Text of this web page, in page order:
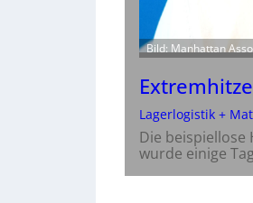
Bild: Manhattan
Lagerlogistik +
Die beispiellose
wurde einige